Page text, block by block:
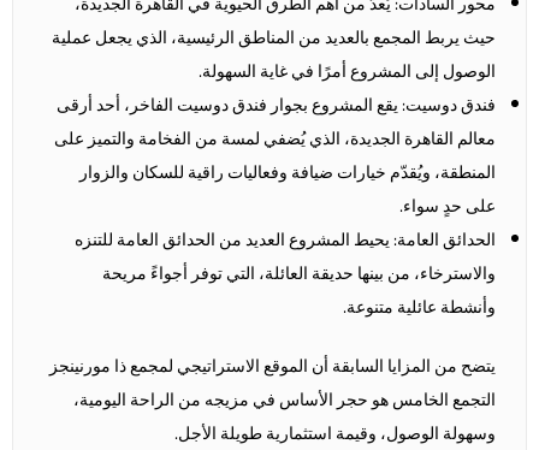
حيث يربط المجمع بالعديد من المناطق الرئيسية، الذي يجعل عملية
الوصول إلى المشروع أمرًا في غاية السهولة.
فندق دوسيت: يقع المشروع بجوار فندق دوسيت الفاخر، أحد أرقى
معالم القاهرة الجديدة، الذي يُضفي لمسة من الفخامة والتميز على
المنطقة، ويُقدّم خيارات ضيافة وفعاليات راقية للسكان والزوار
على حدٍ سواء.
الحدائق العامة: يحيط المشروع العديد من الحدائق العامة للتنزه
والاسترخاء، من بينها حديقة العائلة، التي توفر أجواءً مريحة
وأنشطة عائلية متنوعة.
يتضح من المزايا السابقة أن الموقع الاستراتيجي لمجمع ذا مورنينجز
التجمع الخامس هو حجر الأساس في مزيجه من الراحة اليومية،
وسهولة الوصول، وقيمة استثمارية طويلة الأجل.